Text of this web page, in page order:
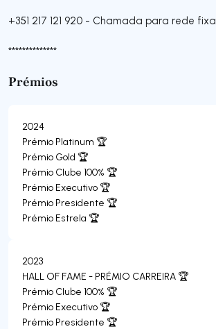
+351 217 121 920 - Chamada para rede
**************
Prémios
2024
Prémio Platinum 🏆
Prémio Gold 🏆
Prémio Clube 100% 🏆
Prémio Executivo 🏆
Prémio Presidente 🏆
Prémio Estrela 🏆
2023
HALL OF FAME - PRÉMIO CARREIRA 🏆
Prémio Clube 100% 🏆
Prémio Executivo 🏆
Prémio Presidente 🏆